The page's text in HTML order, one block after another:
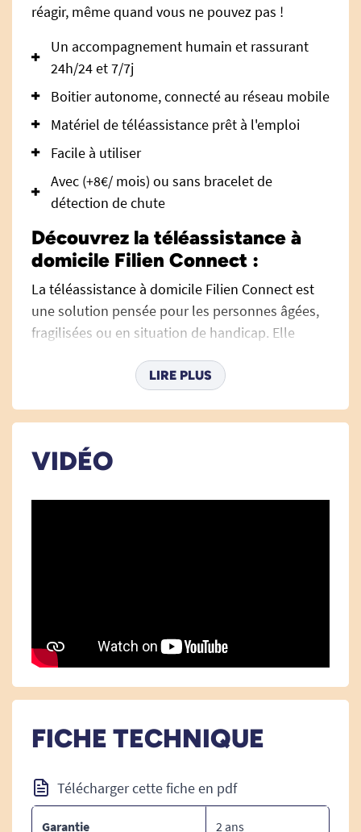
réagir, même quand vous ne pouvez pas !
Un accompagnement humain et rassurant
24h/24 et 7/7j
Boitier autonome, connecté au réseau mobile
Matériel de téléassistance prêt à l'emploi
Facile à utiliser
Avec (+8€/ mois) ou sans bracelet de
détection de chute
Découvrez la téléassistance à
domicile Filien Connect :
La téléassistance à domicile Filien Connect est
une solution pensée pour les personnes âgées,
fragilisées ou en situation de handicap. Elle
chute, malaise, ou besoin de discuter. Grâce à un
sur une prise secteur et un émetteur porté au
nos opérateurs d’écoute 24H/24 7J/7. Vos
sécurisation pendant votre toilette. Vous pouvez
aussi utiliser votre téléassistance en cas
d’assistance.
quelles différences ?
La téléassistance à domicile fonctionne à
LIRE PLUS
VIDÉO
FICHE TECHNIQUE
Télécharger cette fiche en pdf
Garantie 2 ans